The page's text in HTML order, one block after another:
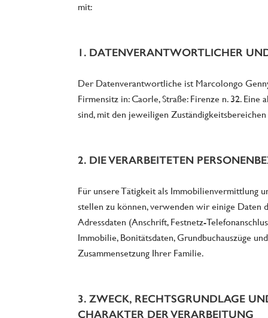
mit:
1. DATENVERANTWORTLICHER
Der Datenverantwortliche ist Marcolongo
Firmensitz in: Caorle, Straße: Firenze n. 32.
sind, mit den jeweiligen
2. DIE VERARBEITETEN
Für unsere Tätigkeit als Immobilienvermittlung
stellen zu können, verwenden wir einige Daten
Adressdaten (Anschrift, Festnetz-
Immobilie, Bonitätsdaten, Grundbuchauszüge
Zusammensetzung Ihrer Familie.
3. ZWECK, RECHTSGRUNDLAGE
CHARAKTER DER VERARBEITUNG